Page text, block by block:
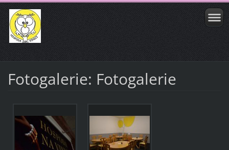
Fotogalerie: Fotogalerie